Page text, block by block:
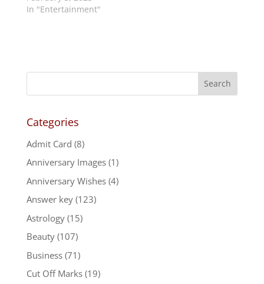
In "Entertainment"
Categories
Admit Card (8)
Anniversary Images(1)
Anniversary Wishes(4)
Answer key(123)
Astrology(15)
Beauty(107)
Business(71)
Cut Off Marks(19)